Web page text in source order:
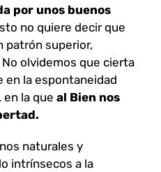
por unos buenos
no quiere decir que
patrón superior,
olvidemos que cierta
en la espontaneidad
la que al Bien nos
naturales y
intrínsecos a la